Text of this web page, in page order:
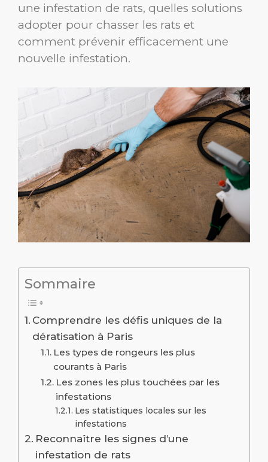
une infestation de rats, quelles solutions
adopter pour chasser les rats et
comment prévenir efficacement une
nouvelle infestation.
Sommaire
Comprendre les défis uniques de la
dératisation à Paris
Les types de rongeurs les plus
courants à Paris
Les zones les plus touchées par les
infestations
Les statistiques locales sur les
infestations
Reconnaître les signes d’une
infestation de rats